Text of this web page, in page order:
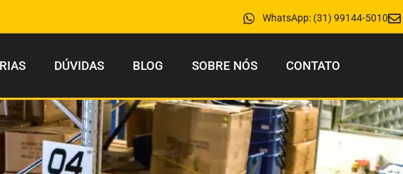
WhatsApp: (31) 99144-5010
DÚVIDAS BLOG SOBRE NÓS CONTATO